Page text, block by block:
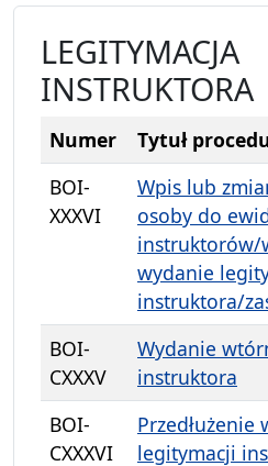
LEGITYMACJA
INSTRUKTORA
Numer
Tytuł
BOI-
XXXVI
Wpis lub
osoby do
instruktorów/
wydanie
instruktora/
BOI-
CXXXV
Wydanie
instruktora
BOI-
CXXXVI
Przedłużenie
legitymacji